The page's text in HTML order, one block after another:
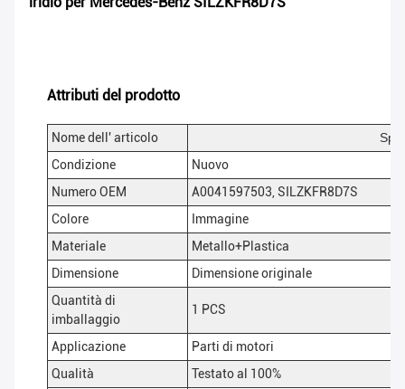
Attributi del prodotto
Nome dell' articolo
Condizione
Nuovo
Numero OEM
A0041597503, SILZKFR8D7S
Colore
Immagine
Materiale
Metallo+Plastica
Dimensione
Dimensione originale
Quantità di
imballaggio
1 PCS
Applicazione
Parti di motori
Qualità
Testato al 100%